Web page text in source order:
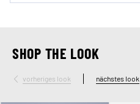
SHOP THE LOOK
vorheriges look nächstes look